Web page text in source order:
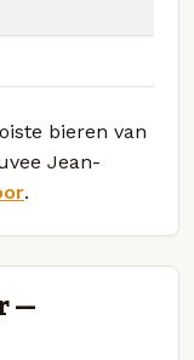
bieren van
Jean-
.
—